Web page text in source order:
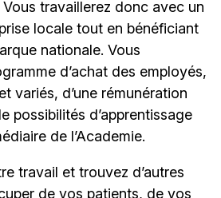
travaillerez donc avec un
locale tout en bénéficiant
nationale. Vous
d’achat des employés,
variés, d’une rémunération
possibilités d’apprentissage
de l’Academie.
travail et trouvez d’autres
de vos patients, de vos